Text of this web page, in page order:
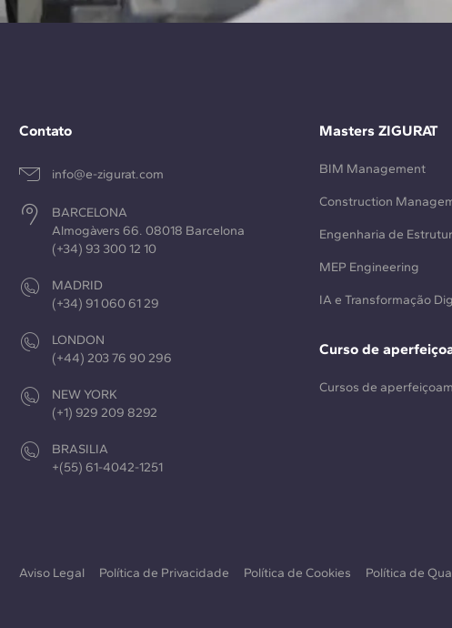
Contato
info@e-zigurat.com
BARCELONA
Almogàvers 66. 08018 Barcelona
(+34) 93 300 12 10
MADRID
(+34) 91 060 61 29
LONDON
(+44) 203 76 90 296
NEW YORK
(+1) 929 209 8292
BRASILIA
+(55) 61-4042-1251
Masters ZIGURAT
BIM Management
Construction
Engenharia de
MEP Engineering
IA e Transformação
Curso de
Cursos de
Aviso Legal Política de Privacidade Política de Cookies Política de